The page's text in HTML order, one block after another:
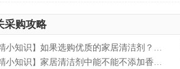
采购攻略
小知识】 如果选购优质的家居清洁剂？香精香料公司—宝士迪来普及
小知识】 家居清洁剂中能不能不添加香精？香精香料公司—宝士迪来谈谈